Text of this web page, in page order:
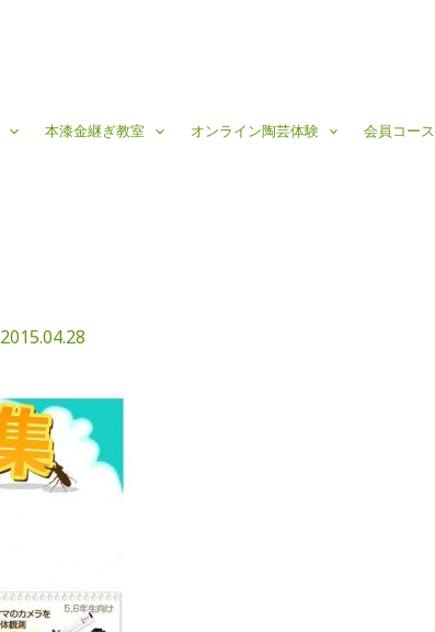
本漆金継ぎ教室 オンライン陶芸体験 会員コース
2015.04.28